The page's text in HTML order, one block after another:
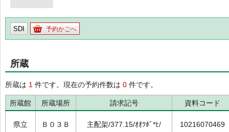
SDI 予約かごへ
所蔵
所蔵は 1 件です。現在の予約件数は 0 件です。
所蔵館 所蔵場所 請求記号 資料コード
県立 Ｂ０３Ｂ 主配架/377.15/ｵｵﾂﾎﾞ*ﾋ/ 10216070469